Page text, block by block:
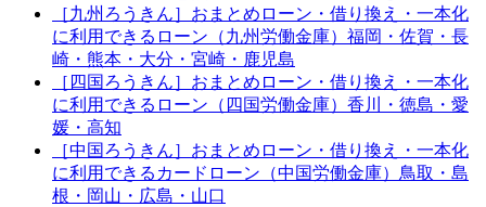
［九州ろうきん］おまとめローン・借り換え・一本化
に利用できるローン（九州労働金庫）福岡・佐賀・長
崎・熊本・大分・宮崎・鹿児島
［四国ろうきん］おまとめローン・借り換え・一本化
に利用できるローン（四国労働金庫）香川・徳島・愛
媛・高知
［中国ろうきん］おまとめローン・借り換え・一本化
に利用できるカードローン（中国労働金庫）鳥取・島
根・岡山・広島・山口